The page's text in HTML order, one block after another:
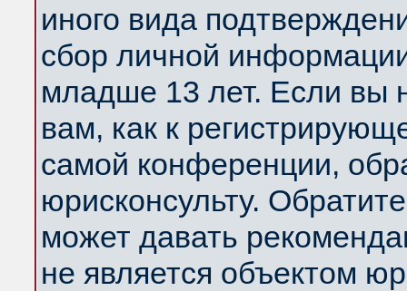
иного вида
сбор личной
младше 13 лет. Если вы
вам, как к
самой конференции,
юрисконсульту.
может давать
не является объектом